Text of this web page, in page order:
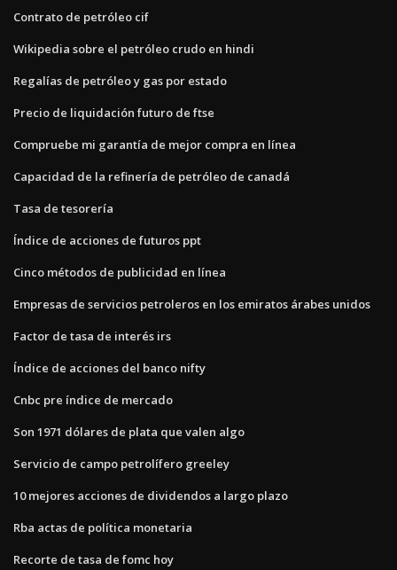
Contrato de petróleo cif
Wikipedia sobre el petróleo crudo en hindi
Regalías de petróleo y gas por estado
Precio de liquidación futuro de ftse
Compruebe mi garantía de mejor compra en línea
Capacidad de la refinería de petróleo de canadá
Tasa de tesorería
Índice de acciones de futuros ppt
Cinco métodos de publicidad en línea
Empresas de servicios petroleros en los emiratos árabes unidos
Factor de tasa de interés irs
Índice de acciones del banco nifty
Cnbc pre índice de mercado
Son 1971 dólares de plata que valen algo
Servicio de campo petrolífero greeley
10 mejores acciones de dividendos a largo plazo
Rba actas de política monetaria
Recorte de tasa de fomc hoy